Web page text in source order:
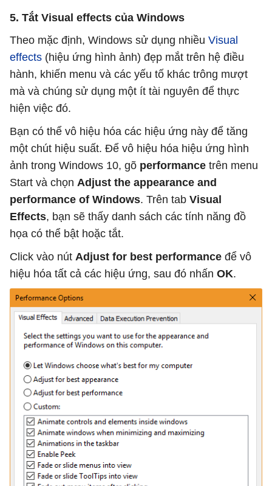
5. Tắt Visual effects của Windows
Theo mặc định, Windows sử dụng nhiều Visual
effects (hiệu ứng hình ảnh) đẹp mắt trên hệ điều
hành, khiến menu và các yếu tố khác trông mượt
mà và chúng sử dụng một ít tài nguyên để thực
hiện việc đó.
Bạn có thể vô hiệu hóa các hiệu ứng này để tăng
một chút hiệu suất. Để vô hiệu hóa hiệu ứng hình
ảnh trong Windows 10, gõ performance trên menu
Start và chọn Adjust the appearance and
performance of Windows. Trên tab Visual
Effects, bạn sẽ thấy danh sách các tính năng đồ
họa có thể bật hoặc tắt.
Click vào nút Adjust for best performance để vô
hiệu hóa tất cả các hiệu ứng, sau đó nhấn OK.